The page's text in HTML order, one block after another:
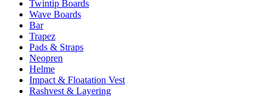
Twintip Boards
Wave Boards
Bar
Trapez
Pads & Straps
Neopren
Helme
Impact & Floatation Vest
Rashvest & Layering